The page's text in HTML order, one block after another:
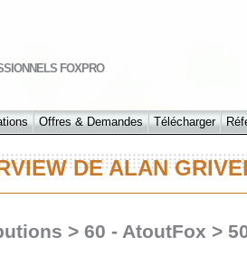
FOXPRO
Offres & Demandes Télécharger
DE ALAN
> 60 - AtoutFox >